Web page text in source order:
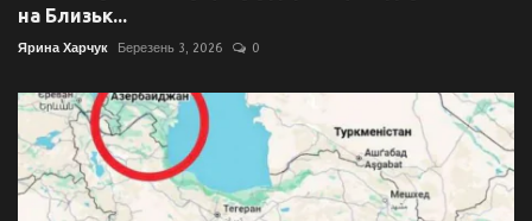
на Близьк...
Ярина Харчук Березень 3, 2026 0